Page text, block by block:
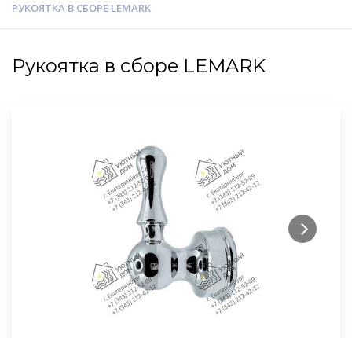
РУКОЯТКА В СБОРЕ LEMARK
Рукоятка в сборе LEMARK